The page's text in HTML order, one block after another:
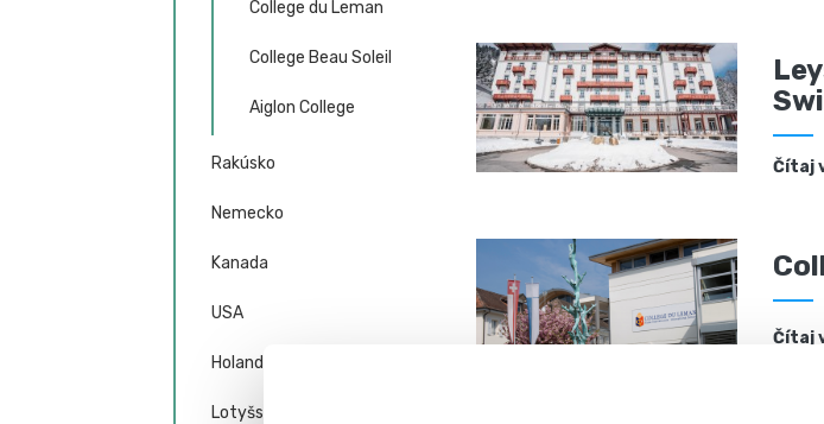
College du Leman
College Beau Soleil
Aiglon College
Rakúsko
Nemecko
Kanada
USA
Holandsko
Lotyšsko
Čítaj
Čítaj